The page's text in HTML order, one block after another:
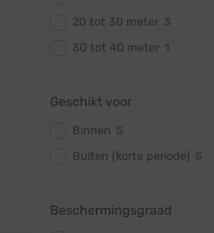
20 tot 30 meter
30 tot 40 meter
Geschikt voor
Binnen
Buiten (korte periode)
Beschermingsgraad